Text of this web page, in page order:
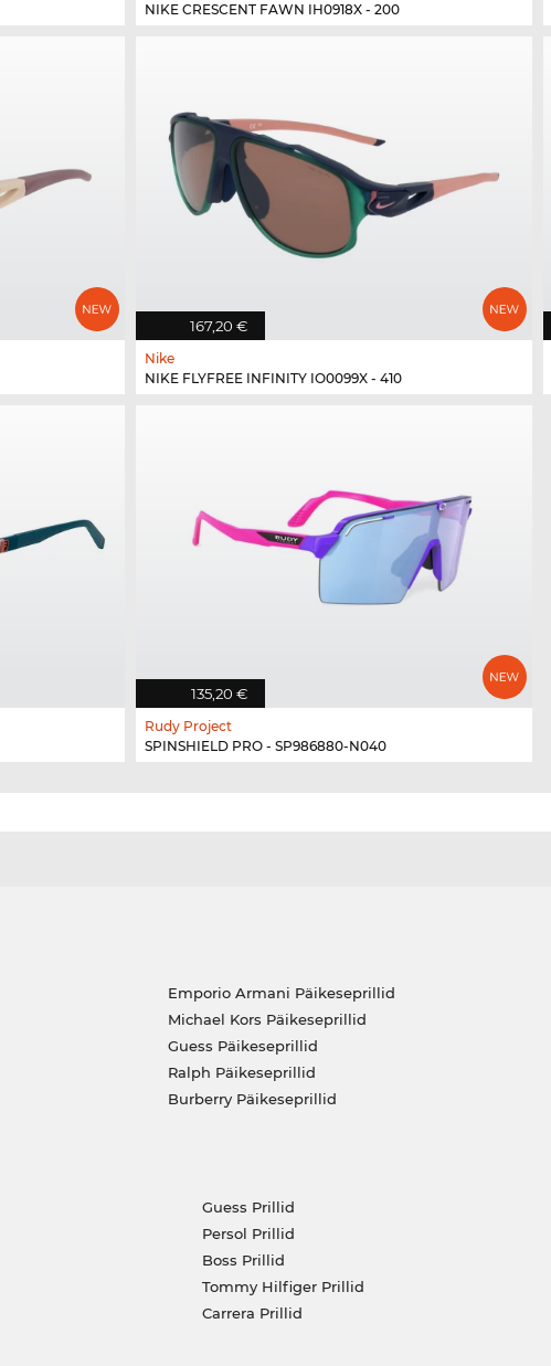
NIKE CRESCENT FAWN IH0918X - 200
167,20 €
Nike
NIKE FLYFREE INFINITY IO0099X - 410
135,20 €
Rudy Project
SPINSHIELD PRO - SP986880-N040
Emporio Armani Päikeseprillid
Michael Kors Päikeseprillid
Guess Päikeseprillid
Ralph Päikeseprillid
Burberry Päikeseprillid
Guess Prillid
Persol Prillid
Boss Prillid
Tommy Hilfiger Prillid
Carrera Prillid